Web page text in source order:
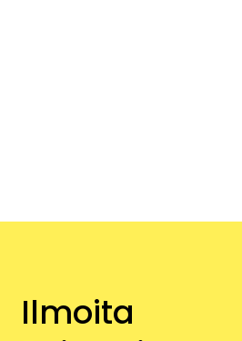
Ilmoita